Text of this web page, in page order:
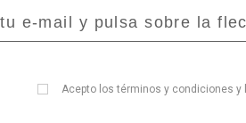
Acepto lostérminos y condiciones y